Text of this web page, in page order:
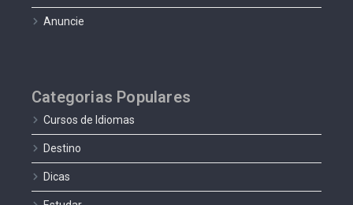
Anuncie
Categorias Populares
Cursos de Idiomas
Destino
Dicas